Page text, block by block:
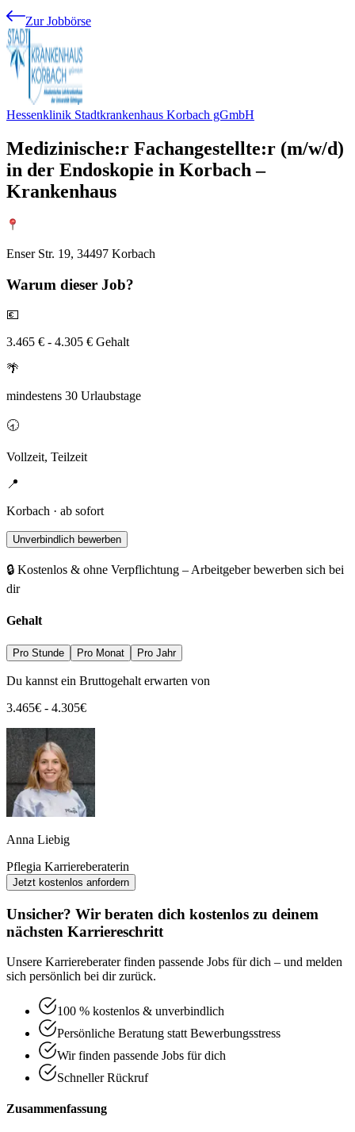
Zur Jobbörse
Hessenklinik Stadtkrankenhaus Korbach gGmbH
Medizinische:r Fachangestellte:r (m/w/d)
in der Endoskopie in Korbach –
Krankenhaus
Enser Str. 19, 34497 Korbach
Warum dieser Job?
💶
3.465 € - 4.305 € Gehalt
🌴
mindestens 30 Urlaubstage
🕣
Vollzeit, Teilzeit
📍
Korbach · ab sofort
Unverbindlich bewerben
🔒 Kostenlos & ohne Verpflichtung – Arbeitgeber bewerben sich bei
dir
Gehalt
Pro Stunde Pro Monat Pro Jahr
Du kannst ein Bruttogehalt erwarten von
3.465€ - 4.305€
Anna Liebig
Pflegia Karriereberaterin
Jetzt kostenlos anfordern
Unsicher? Wir beraten dich kostenlos zu deinem
nächsten Karriereschritt
Unsere Karriereberater finden passende Jobs für dich – und melden
sich persönlich bei dir zurück.
100 % kostenlos & unverbindlich
Persönliche Beratung statt Bewerbungsstress
Wir finden passende Jobs für dich
Schneller Rückruf
Zusammenfassung